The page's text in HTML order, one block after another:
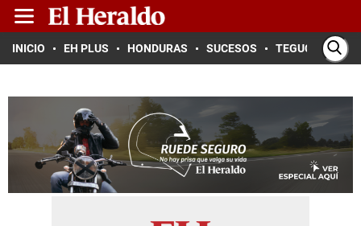
INICIO EH PLUS HONDURAS SUCESOS TEGUCIGALPA